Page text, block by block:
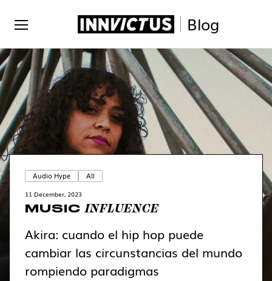
Blog
Audio Hype All
11 December, 2023
MUSIC INFLUENCE
Akira: cuando el hip hop puede
cambiar las circunstancias del mundo
rompiendo paradigmas